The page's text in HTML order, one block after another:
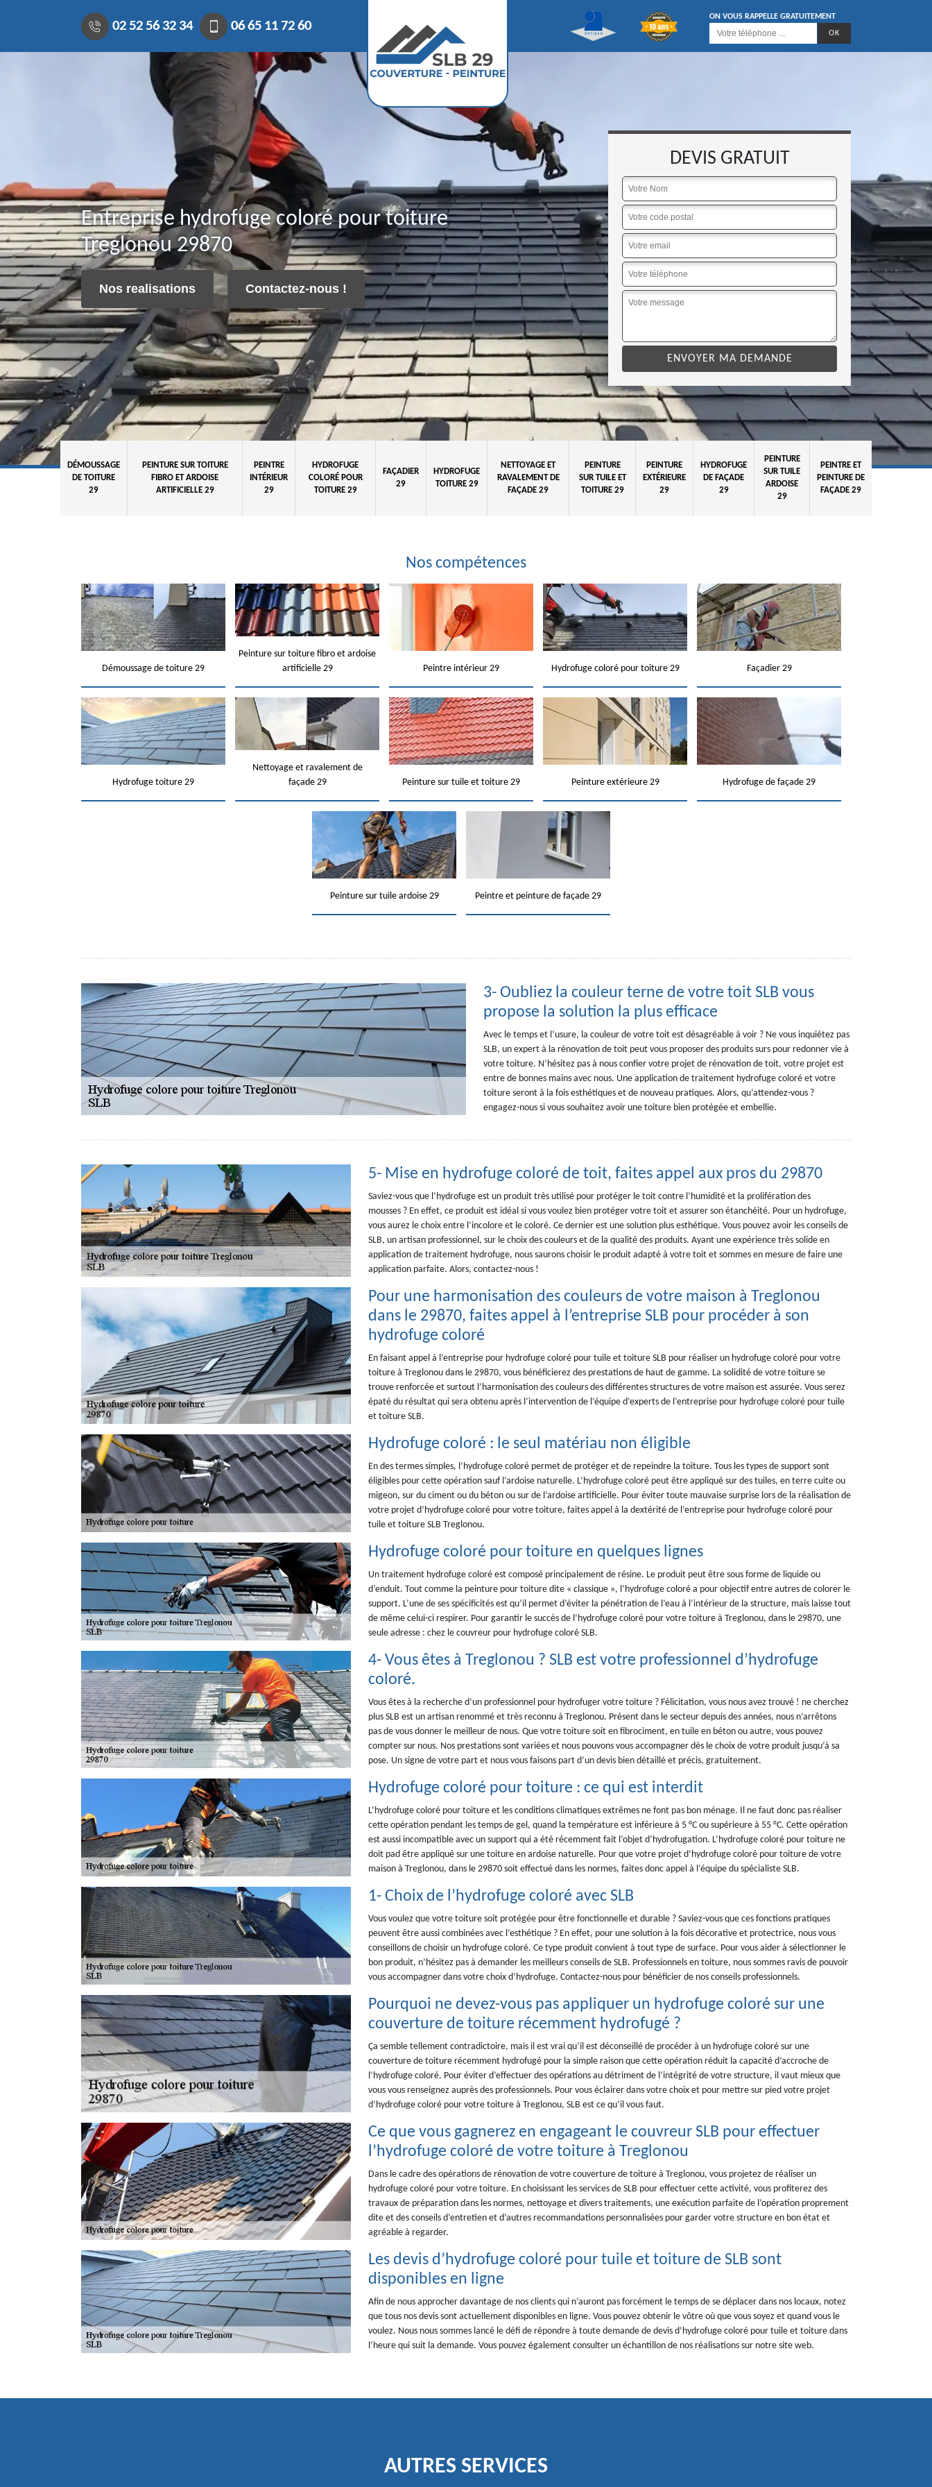
02 52 56 32 34 06 65 11 72 60
ON VOUS RAPPELLE GRATUITEMENT
Entreprise hydrofuge coloré pour toiture
Treglonou 29870
Nos realisations Contactez-nous !
DEVIS GRATUIT
DÉMOUSSAGE
DE TOITURE
29
PEINTURE SUR TOITURE
FIBRO ET ARDOISE
ARTIFICIELLE 29
PEINTRE
INTÉRIEUR
29
HYDROFUGE
COLORÉ POUR
TOITURE 29
FAÇADIER
29
HYDROFUGE
TOITURE 29
NETTOYAGE ET
RAVALEMENT DE
FAÇADE 29
PEINTURE
SUR TUILE ET
TOITURE 29
PEINTURE
EXTÉRIEURE
29
HYDROFUGE
DE FAÇADE
29
PEINTURE
SUR TUILE
ARDOISE
29
PEINTRE ET
PEINTURE DE
FAÇADE 29
Nos compétences
Démoussage de toiture 29
Peinture sur toiture fibro et ardoise
artificielle 29
Peintre intérieur 29 Hydrofuge coloré pour toiture 29 Façadier 29
Hydrofuge toiture 29
Nettoyage et ravalement de
façade 29
Peinture sur tuile et toiture 29 Peinture extérieure 29 Hydrofuge de façade 29
Peinture sur tuile ardoise 29 Peintre et peinture de façade 29
3- Oubliez la couleur terne de votre toit SLB vous
propose la solution la plus efficace
Avec le temps et l’usure, la couleur de votre toit est désagréable à voir ? Ne vous inquiétez pas
SLB, un expert à la rénovation de toit peut vous proposer des produits surs pour redonner vie à
votre toiture. N’hésitez pas à nous confier votre projet de rénovation de toit, votre projet est
entre de bonnes mains avec nous. Une application de traitement hydrofuge coloré et votre
toiture seront à la fois esthétiques et de nouveau pratiques. Alors, qu’attendez-vous ?
engagez-nous si vous souhaitez avoir une toiture bien protégée et embellie.
5- Mise en hydrofuge coloré de toit, faites appel aux pros du 29870
Saviez-vous que l’hydrofuge est un produit très utilisé pour protéger le toit contre l’humidité et la prolifération des
mousses ? En effet, ce produit est idéal si vous voulez bien protéger votre toit et assurer son étanchéité. Pour un hydrofuge,
vous aurez le choix entre l’incolore et le coloré. Ce dernier est une solution plus esthétique. Vous pouvez avoir les conseils de
SLB, un artisan professionnel, sur le choix des couleurs et de la qualité des produits. Ayant une expérience très solide en
application de traitement hydrofuge, nous saurons choisir le produit adapté à votre toit et sommes en mesure de faire une
application parfaite. Alors, contactez-nous !
Pour une harmonisation des couleurs de votre maison à Treglonou
dans le 29870, faites appel à l’entreprise SLB pour procéder à son
hydrofuge coloré
En faisant appel à l’entreprise pour hydrofuge coloré pour tuile et toiture SLB pour réaliser un hydrofuge coloré pour votre
toiture à Treglonou dans le 29870, vous bénéficierez des prestations de haut de gamme. La solidité de votre toiture se
trouve renforcée et surtout l’harmonisation des couleurs des différentes structures de votre maison est assurée. Vous serez
épaté du résultat qui sera obtenu après l’intervention de l’équipe d’experts de l’entreprise pour hydrofuge coloré pour tuile
et toiture SLB.
Hydrofuge coloré : le seul matériau non éligible
En des termes simples, l’hydrofuge coloré permet de protéger et de repeindre la toiture. Tous les types de support sont
éligibles pour cette opération sauf l’ardoise naturelle. L’hydrofuge coloré peut être appliqué sur des tuiles, en terre cuite ou
migeon, sur du ciment ou du béton ou sur de l’ardoise artificielle. Pour éviter toute mauvaise surprise lors de la réalisation de
votre projet d’hydrofuge coloré pour votre toiture, faites appel à la dextérité de l’entreprise pour hydrofuge coloré pour
tuile et toiture SLB Treglonou.
Hydrofuge coloré pour toiture en quelques lignes
Un traitement hydrofuge coloré est composé principalement de résine. Le produit peut être sous forme de liquide ou
d’enduit. Tout comme la peinture pour toiture dite « classique », l’hydrofuge coloré a pour objectif entre autres de colorer le
support. L’une de ses spécificités est qu’il permet d’éviter la pénétration de l’eau à l’intérieur de la structure, mais laisse tout
de même celui-ci respirer. Pour garantir le succès de l’hydrofuge coloré pour votre toiture à Treglonou, dans le 29870, une
seule adresse : chez le couvreur pour hydrofuge coloré SLB.
4- Vous êtes à Treglonou ? SLB est votre professionnel d’hydrofuge
coloré.
Vous êtes à la recherche d’un professionnel pour hydrofuger votre toiture ? Félicitation, vous nous avez trouvé ! ne cherchez
plus SLB est un artisan renommé et très reconnu à Treglonou. Présent dans le secteur depuis des années, nous n’arrêtons
pas de vous donner le meilleur de nous. Que votre toiture soit en fibrociment, en tuile en béton ou autre, vous pouvez
compter sur nous. Nos prestations sont variées et nous pouvons vous accompagner dès le choix de votre produit jusqu’à sa
pose. Un signe de votre part et nous vous faisons part d’un devis bien détaillé et précis, gratuitement.
Hydrofuge coloré pour toiture : ce qui est interdit
L’hydrofuge coloré pour toiture et les conditions climatiques extrêmes ne font pas bon ménage. Il ne faut donc pas réaliser
cette opération pendant les temps de gel, quand la température est inférieure à 5 °C ou supérieure à 55 °C. Cette opération
est aussi incompatible avec un support qui a été récemment fait l’objet d’hydrofugation. L’hydrofuge coloré pour toiture ne
doit pad être appliqué sur une toiture en ardoise naturelle. Pour que votre projet d’hydrofuge coloré pour toiture de votre
maison à Treglonou, dans le 29870 soit effectué dans les normes, faites donc appel à l’équipe du spécialiste SLB.
1- Choix de l’hydrofuge coloré avec SLB
Vous voulez que votre toiture soit protégée pour être fonctionnelle et durable ? Saviez-vous que ces fonctions pratiques
peuvent être aussi combinées avec l’esthétique ? En effet, pour une solution à la fois décorative et protectrice, nous vous
conseillons de choisir un hydrofuge coloré. Ce type produit convient à tout type de surface. Pour vous aider à sélectionner le
bon produit, n’hésitez pas à demander les meilleurs conseils de SLB. Professionnels en toiture, nous sommes ravis de pouvoir
vous accompagner dans votre choix d’hydrofuge. Contactez-nous pour bénéficier de nos conseils professionnels.
Pourquoi ne devez-vous pas appliquer un hydrofuge coloré sur une
couverture de toiture récemment hydrofugé ?
Ça semble tellement contradictoire, mais il est vrai qu’il est déconseillé de procéder à un hydrofuge coloré sur une
couverture de toiture récemment hydrofugé pour la simple raison que cette opération réduit la capacité d’accroche de
l’hydrofuge coloré. Pour éviter d’effectuer des opérations au détriment de l’intégrité de votre structure, il vaut mieux que
vous vous renseignez auprès des professionnels. Pour vous éclairer dans votre choix et pour mettre sur pied votre projet
d’hydrofuge coloré pour votre toiture à Treglonou, SLB est ce qu’il vous faut.
Ce que vous gagnerez en engageant le couvreur SLB pour effectuer
l’hydrofuge coloré de votre toiture à Treglonou
Dans le cadre des opérations de rénovation de votre couverture de toiture à Treglonou, vous projetez de réaliser un
hydrofuge coloré pour votre toiture. En choisissant les services de SLB pour effectuer cette activité, vous profiterez des
travaux de préparation dans les normes, nettoyage et divers traitements, une exécution parfaite de l’opération proprement
dite et des conseils d’entretien et d’autres recommandations personnalisées pour garder votre structure en bon état et
agréable à regarder.
Les devis d’hydrofuge coloré pour tuile et toiture de SLB sont
disponibles en ligne
Afin de nous approcher davantage de nos clients qui n’auront pas forcément le temps de se déplacer dans nos locaux, notez
que tous nos devis sont actuellement disponibles en ligne. Vous pouvez obtenir le vôtre où que vous soyez et quand vous le
voulez. Nous nous sommes lancé le défi de répondre à toute demande de devis d’hydrofuge coloré pour tuile et toiture dans
l’heure qui suit la demande. Vous pouvez également consulter un échantillon de nos réalisations sur notre site web.
AUTRES SERVICES